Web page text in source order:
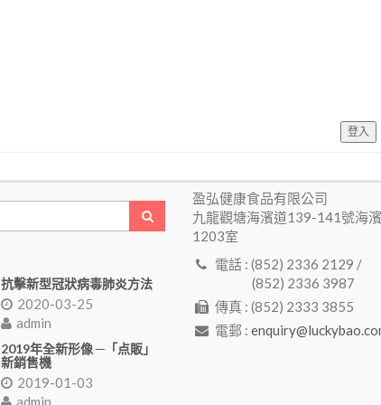
登入
抗擊新型冠狀病毒肺炎方法
2020-03-25
admin
2019年全新形像 ─「点販」
新銷售機
2019-01-03
admin
盈弘健康食品有限公司
九龍觀塘海濱道139-141號海
1203室
電話 : (852) 2336 2129 /
(852) 2336 3987
傳真 : (852) 2333 3855
電郵 :